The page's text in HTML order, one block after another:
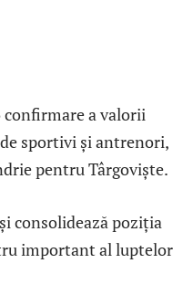
a valorii
sportivi și antrenori,
pentru Târgoviște.
consolidează poziția
important al luptelor